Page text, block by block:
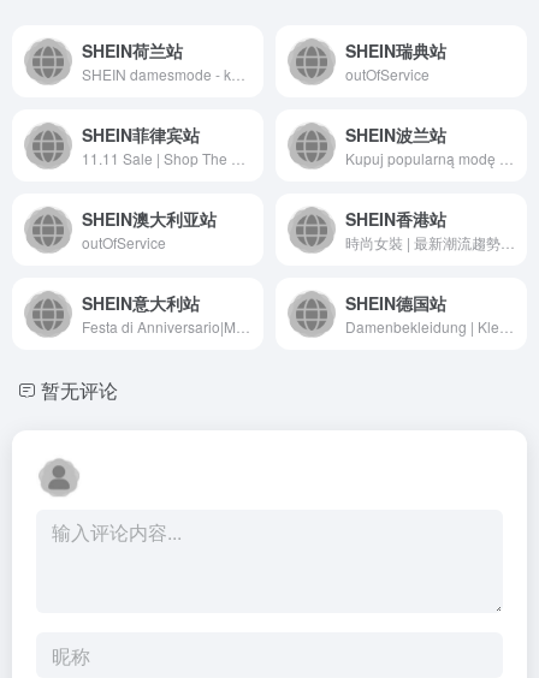
SHEIN荷兰站 SHEIN瑞典站
outOfService
SHEIN菲律宾站 SHEIN波兰站
SHEIN澳大利亚站
outOfService
SHEIN香港站
SHEIN意大利站 SHEIN德国站
暂无评论